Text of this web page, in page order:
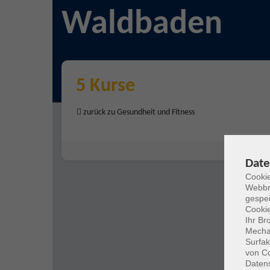
Waldbaden
5 Kurse
zurück zu Gesundheit und Fitness
Ihr
von